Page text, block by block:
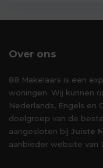
Over ons
88 Makelaars is een
woningen. Wij kunnen
Nederlands, Engels en
doelgroep van de
aangesloten bij Juiste
aanbieder website van